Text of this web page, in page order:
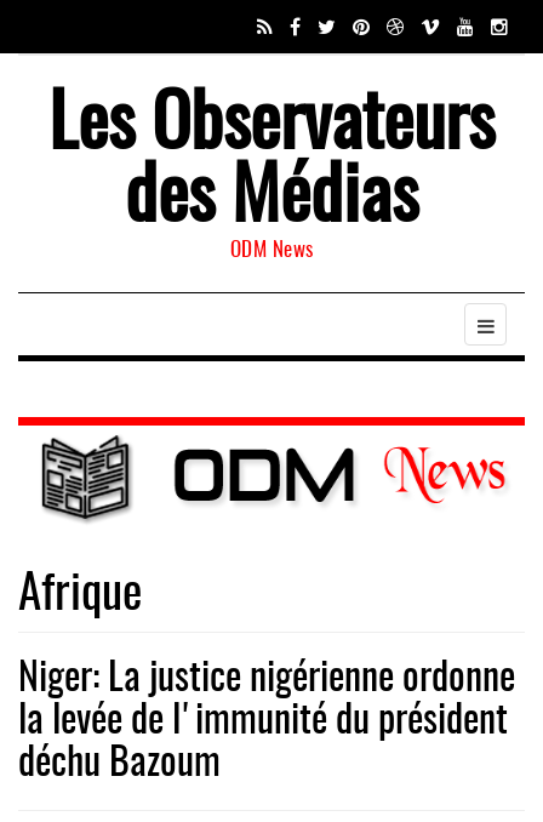
Les Observateurs
des Médias
ODM News
Afrique
Niger: La justice nigérienne ordonne
la levée de l'immunité du président
déchu Bazoum